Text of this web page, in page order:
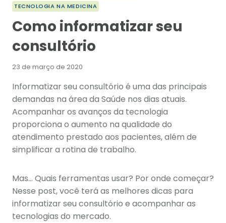
TECNOLOGIA NA MEDICINA
Como informatizar seu
consultório
23 de março de 2020
Informatizar seu consultório é uma das principais
demandas na área da Saúde nos dias atuais.
Acompanhar os avanços da tecnologia
proporciona o aumento na qualidade do
atendimento prestado aos pacientes, além de
simplificar a rotina de trabalho.
Mas… Quais ferramentas usar? Por onde começar?
Nesse post, você terá as melhores dicas para
informatizar seu consultório e acompanhar as
tecnologias do mercado.